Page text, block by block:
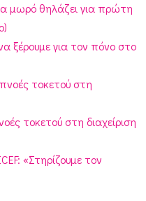
μωρό θηλάζει για πρώτη
ξέρουμε για τον πόνο στο
τοκετού στη
τοκετού στη διαχείριση
«Στηρίζουμε τον